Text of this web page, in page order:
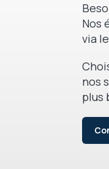
Nos
via
nos
plus